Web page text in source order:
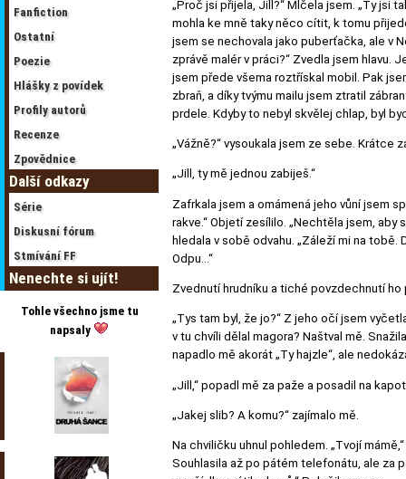
Fanfiction
Ostatní
Poezie
Hlášky z povídek
Profily autorů
Recenze
Zpovědnice
Další odkazy
Série
Diskusní fórum
Stmívání FF
Nenechte si ujít!
Tohle všechno jsme tu
napsaly
„Proč jsi přijela, Jill?“ Mlčela jsem. „Ty jsi
mohla ke mně taky něco cítit, k tomu
jsem se nechovala jako puberťačka, ale v
zprávě malér v práci?“ Zvedla jsem hlavu.
jsem přede všema roztřískal mobil. Pak
zbraň, a díky tvýmu mailu jsem ztratil
prdele. Kdyby to nebyl skvělej chlap, byl
„Vážně?“ vysoukala jsem ze sebe. Krátce
„Jill, ty mě jednou zabiješ.“
Zafrkala jsem a omámená jeho vůní jsem
rakve.“ Objetí zesílilo. „Nechtěla jsem,
hledala v sobě odvahu. „Záleží mi na
Odpu…“
Zvednutí hrudníku a tiché povzdechnutí ho
„Tys tam byl, že jo?“ Z jeho očí jsem
v tu chvíli dělal magora? Naštval mě.
napadlo mě akorát „Ty hajzle“, ale
„Jill,“ popadl mě za paže a posadil na
„Jakej slib? A komu?“ zajímalo mě.
Na chviličku uhnul pohledem. „Tvojí
Souhlasila až po pátém telefonátu, ale za